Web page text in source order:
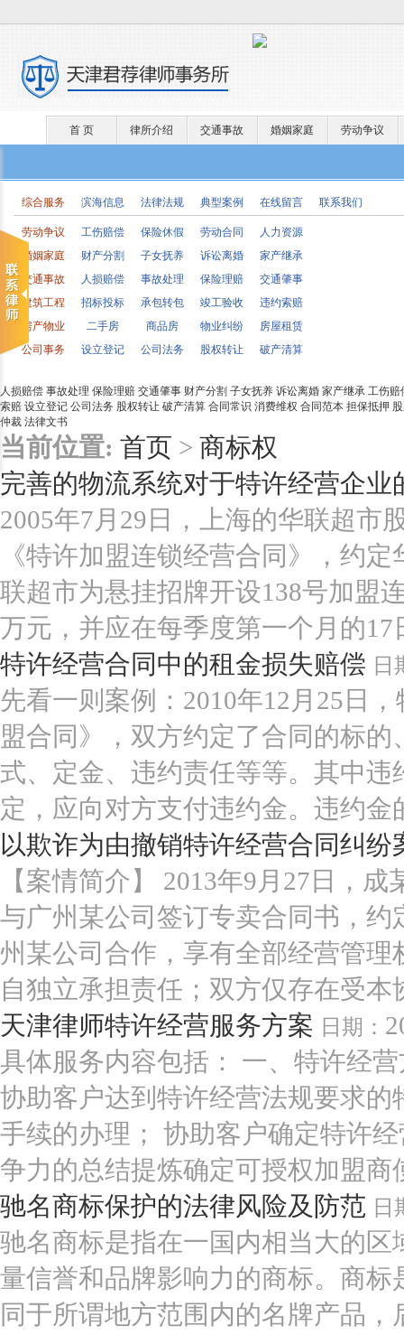
首 页 律所介绍 交通事故 婚姻家庭 劳动争议
综合服务 滨海信息 法律法规 典型案例 在线留言 联系我们
劳动争议 工伤赔偿 保险休假 劳动合同
人力资源
婚姻家庭
财产分割 子女抚养 诉讼离婚
家产继承
交通事故
人损赔偿 事故处理 保险理赔
交通肇事
建筑工程
招标投标 承包转包 竣工验收
违约索赔
房产物业
二手房 商品房 物业纠纷
房屋租赁
公司事务
设立登记 公司法务 股权转让 破产清算
人损赔偿 事故处理 保险理赔 交通肇事 财产分割 子女抚养 诉讼离婚 家产继承 工伤赔
索赔 设立登记 公司法务 股权转让 破产清算 合同常识 消费维权 合同范本 担保抵押
仲裁 法律文书
当前位置: 首页 > 商标权
完善的物流系统对于特许经营企业
2005年7月29日，上海的华联超市
《特许加盟连锁经营合同》，约
联超市为悬挂招牌开设138号加盟
万元，并应在每季度第一个月的17
特许经营合同中的租金损失赔偿 日
先看一则案例：2010年12月25日
盟合同》，双方约定了合同的标
式、定金、违约责任等等。其中
定，应向对方支付违约金。违约金
以欺诈为由撤销特许经营合同纠纷
【案情简介】 2013年9月27日，
与广州某公司签订专卖合同书，
州某公司合作，享有全部经营管
自独立承担责任；双方仅存在受本
天津律师特许经营服务方案 日期：
具体服务内容包括： 一、特许经
协助客户达到特许经营法规要求
手续的办理； 协助客户确定特许
争力的总结提炼确定可授权加盟商
驰名商标保护的法律风险及防范 日
驰名商标是指在一国内相当大的
量信誉和品牌影响力的商标。商
同于所谓地方范围内的名牌产品